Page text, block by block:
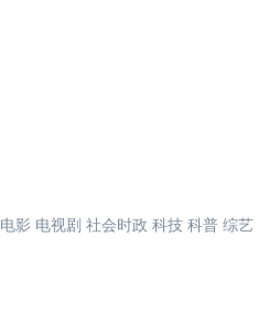
电影 电视剧 社会时政 科技 科普 综艺